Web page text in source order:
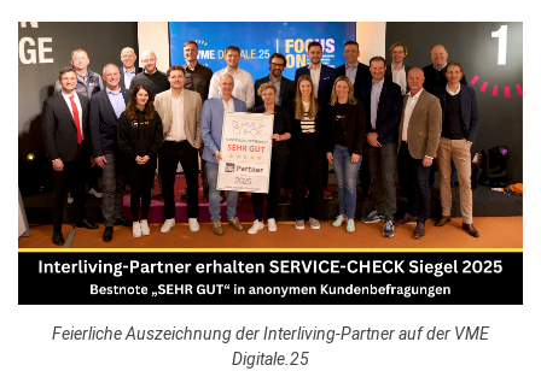
Feierliche Auszeichnung der Interliving-Partner auf der VME
Digitale.25